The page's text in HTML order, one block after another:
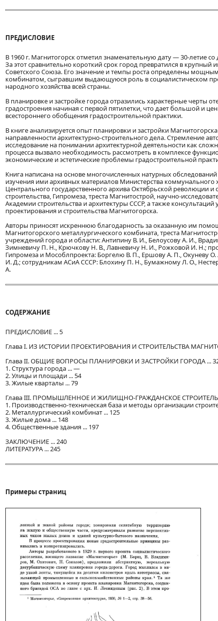
ПРЕДИСЛОВИЕ
В 1960 г. Магнитогорск отметил знаменательную дату — 30-летие со
За этот сравнительно короткий срок город превратился в крупный
Советского Союза. Его значение и темпы роста определены
комбинатом, сыгравшим выдающуюся роль в социалистическом
народного хозяйства всей страны.
В планировке и застройке города отразились характерные черты
градостроения начиная с первой пятилетки, что дает большой и
всестороннего обобщения градостроительной практики.
В книге анализируется опыт планировки и застройки
направленности архитектурно-строительного дела. Стремление
исследование на понимании архитектурной деятельности как
процесса вызвало необходимость рассмотреть в комплексе
экономические и эстетические проблемы градостроительной
Книга написана на основе многочисленных натурных
изучения ими архивных материалов Министерства коммунального
Центрального государственного архива Октябрьской революции и
строительства, Гипромеза, треста Магнитострой, научно-
Академии строительства и архитектуры СССР, а также консультаций
проектирования и строительства Магнитогорска.
Авторы приносят искреннюю благодарность за оказанную им
Магнитогорского металлургического комбината, треста
учреждений города и области: Антипину В. И., Белоусову А. И.,
Зимневичу П. Н., Крючкову Н. В., Лавневичу Н. И., Рожковой И. Н.;
Гипромеза и Мособлпроекта: Боргелю В. П., Ершову А. П., Окуневу О.
И. Д.; сотрудникам АСиА СССР: Блохину П. Н., Бумажному Л. О.,
А.
СОДЕРЖАНИЕ
ПРЕДИСЛОВИЕ ... 5
Глава I. ИЗ ИСТОРИИ ПРОЕКТИРОВАНИЯ И СТРОИТЕЛЬСТВА
Глава II. ОБЩИЕ ВОПРОСЫ ПЛАНИРОВКИ И ЗАСТРОЙКИ ГОРОДА ...
1. Структура города ... —
2. Улицы и площади ... 54
3. Жилые кварталы ... 79
Глава III. ПРОМЫШЛЕННОЕ И ЖИЛИЩНО-ГРАЖДАНСКОЕ
1. Производственно-техническая база и методы организации
2. Металлургический комбинат ... 125
3. Жилые дома ... 148
4. Общественные здания ... 197
ЗАКЛЮЧЕНИЕ ... 240
ЛИТЕРАТУРА ... 245
Примеры страниц